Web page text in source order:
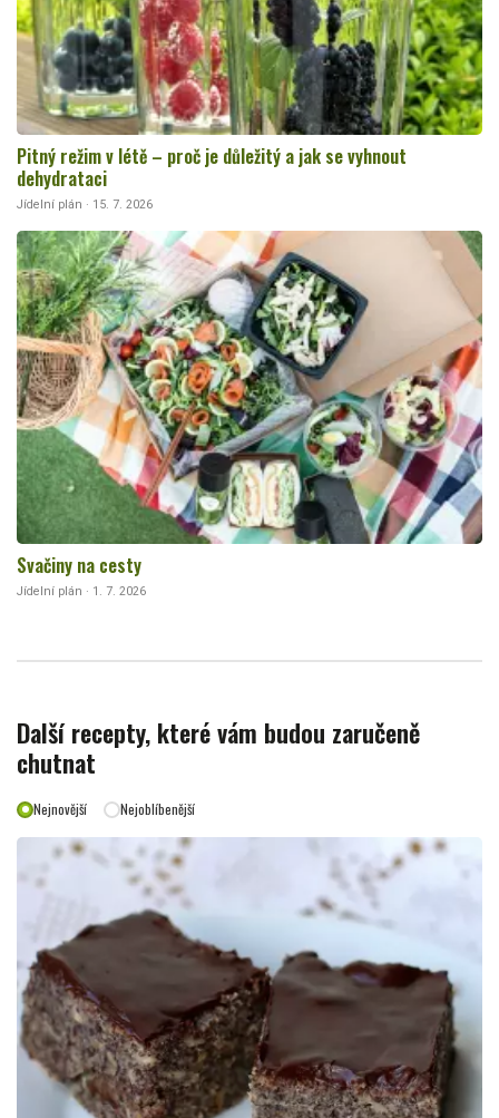
Pitný režim v létě – proč je důležitý a jak se vyhnout
dehydrataci
Jídelní plán · 15. 7. 2026
Svačiny na cesty
Jídelní plán · 1. 7. 2026
Další recepty, které vám budou zaručeně
chutnat
Nejnovější Nejoblíbenější